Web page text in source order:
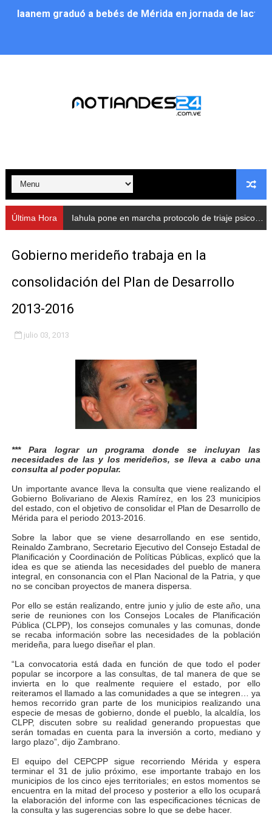
Iaanem graduó a bebés de Mérida en jornada de
Alcalde Nelson Álvarez llevó jornada recreativa a la
Nevado Gas optimiza servicio residencial en la
Balance semestral impulsa inclusión y atención a
Plan Vacacional Comunitario “Ríe 2026” recorre las
Alcaldía del Municipio Libertador realizó una jornada
Fundacite Mérida dicta taller gratuito de electrónica
INN-Mérida celebró el Lacto grado para promover el
Impulsan plan estratégico de seguridad ciudadana
Mérida impulsa desarrollo económico con taller de
Fomficc consolida alianzas e impulsa la economía
Niños de Estudiantes de Mérida sembraron 110
Corposalud y Secretaría Social fortalecen la atención
Entregan planta eléctrica para fortalecer la atención
Expertos inspeccionan espacios del OAN para la
Dictan MasterClass en el marco del Encuentro LAGO
Campo Elías avanza con plan de asfaltado
Encuentro estadal fortalece la coordinación de
Gobernador Arnaldo Sánchez apadrina a más de 993
Plan Quirúrgico Regional llega a Pueblo Llano con la
Última Hora Iahula pone en marcha protocolo de triaje psicosocial para atender a rescatistas
Gobierno merideño trabaja en la
consolidación del Plan de Desarrollo
2013-2016
julio 03, 2013
*** Para lograr un programa donde se incluyan las
necesidades de las y los merideños, se lleva a cabo una
consulta al poder popular.
Un importante avance lleva la consulta que viene realizando el
Gobierno Bolivariano de Alexis Ramírez, en los 23 municipios
del estado, con el objetivo de consolidar el Plan de Desarrollo de
Mérida para el periodo 2013-2016.
Sobre la labor que se viene desarrollando en ese sentido,
Reinaldo Zambrano, Secretario Ejecutivo del Consejo Estadal de
Planificación y Coordinación de Políticas Públicas, explicó que la
idea es que se atienda las necesidades del pueblo de manera
integral, en consonancia con el Plan Nacional de la Patria, y que
no se conciban proyectos de manera dispersa.
Por ello se están realizando, entre junio y julio de este año, una
serie de reuniones con los Consejos Locales de Planificación
Pública (CLPP), los consejos comunales y las comunas, donde
se recaba información sobre las necesidades de la población
merideña, para luego diseñar el plan.
“La convocatoria está dada en función de que todo el poder
popular se incorpore a las consultas, de tal manera de que se
invierta en lo que realmente requiere el estado, por ello
reiteramos el llamado a las comunidades a que se integren… ya
hemos recorrido gran parte de los municipios realizando una
especie de mesas de gobierno, donde el pueblo, la alcaldía, los
CLPP, discuten sobre su realidad generando propuestas que
serán tomadas en cuenta para la inversión a corto, mediano y
largo plazo”, dijo Zambrano.
El equipo del CEPCPP sigue recorriendo Mérida y espera
terminar el 31 de julio próximo, ese importante trabajo en los
municipios de los cinco ejes territoriales; en estos momentos se
encuentra en la mitad del proceso y posterior a ello los ocupará
la elaboración del informe con las especificaciones técnicas de
la consulta y las sugerencias sobre lo que se debe hacer.